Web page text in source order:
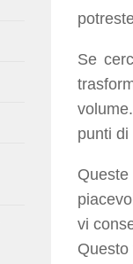
Se
punti di
vi